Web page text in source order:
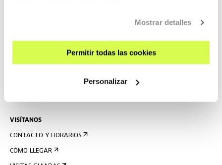
Mostrar detalles
Permitir todas las cookies
Personalizar
VISÍTANOS
CONTACTO Y HORARIOS
CÓMO LLEGAR